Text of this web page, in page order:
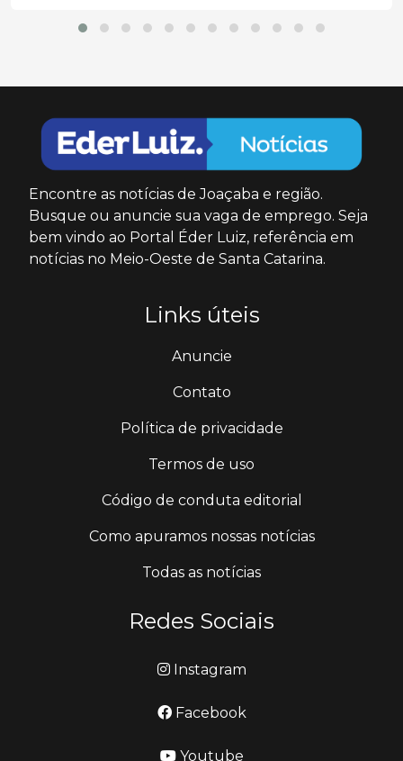
Encontre as notícias de Joaçaba e região.
Busque ou anuncie sua vaga de emprego. Seja
bem vindo ao Portal Éder Luiz, referência em
notícias no Meio-Oeste de Santa Catarina.
Links úteis
Anuncie
Contato
Política de privacidade
Termos de uso
Código de conduta editorial
Como apuramos nossas notícias
Todas as notícias
Redes Sociais
Instagram
Facebook
Youtube